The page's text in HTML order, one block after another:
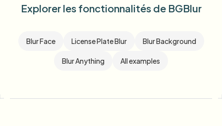
Explorer les fonctionnalités de BGBlur
Blur Face License Plate Blur Blur Background
Blur Anything All examples